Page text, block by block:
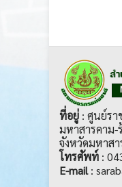
ที่อยู่ : ศูนย์รา
มหาสารคาม-
จังหวัดมหาส
โทรศัพท์ :
E-mail: